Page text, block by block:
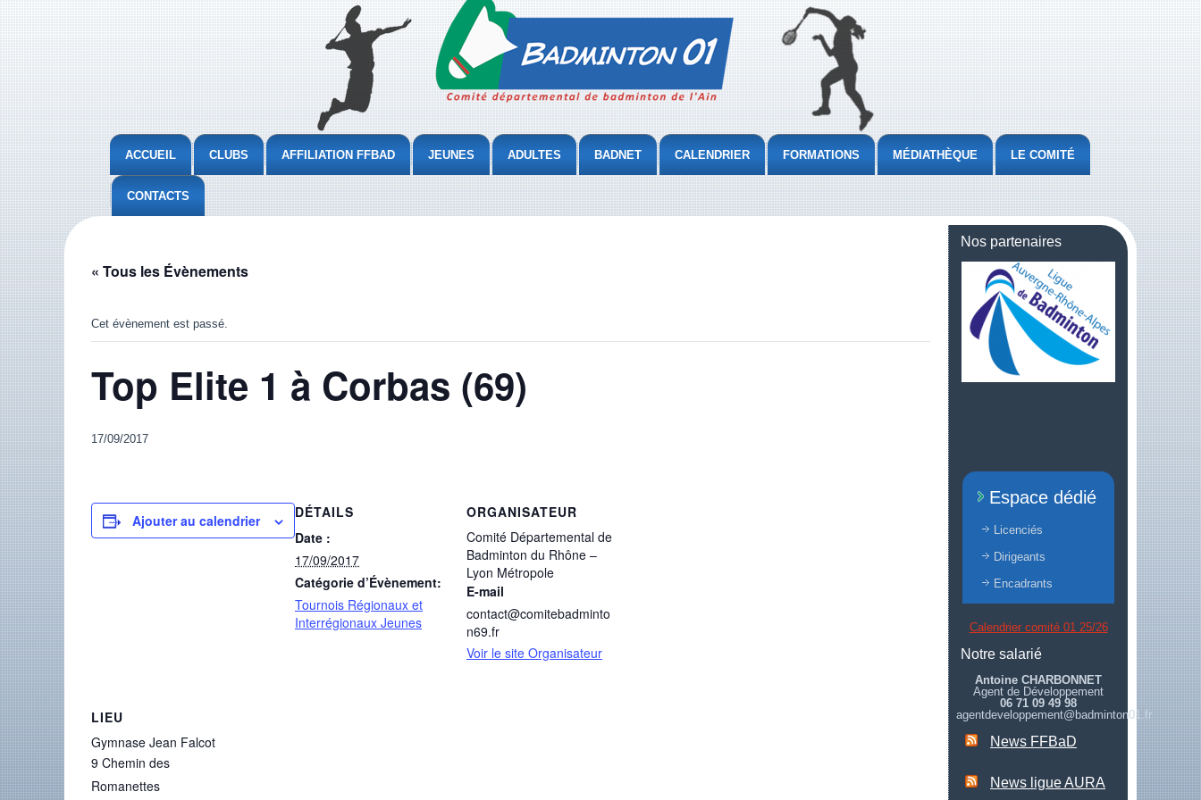
ACCUEIL CLUBS AFFILIATION FFBAD JEUNES ADULTES BADNET CALENDRIER FORMATIONS MÉDIATHÈQUE LE COMITÉ
CONTACTS
« Tous les Évènements
Cet évènement est passé.
Top Elite 1 à Corbas (69)
17/09/2017
Ajouter au calendrier
DÉTAILS
Date :
17/09/2017
Catégorie d’Évènement:
Tournois Régionaux et
Interrégionaux Jeunes
ORGANISATEUR
Comité Départemental de
Badminton du Rhône –
Lyon Métropole
E-mail
contact@comitebadminto
n69.fr
Voir le site Organisateur
LIEU
Gymnase Jean Falcot
9 Chemin des
Romanettes
Nos partenaires
Espace dédié
Licenciés
Dirigeants
Encadrants
Calendrier comité 01 25/26
Notre salarié
Antoine CHARBONNET
Agent de Développement
06 71 09 49 98
agentdeveloppement@badminton01.fr
News FFBaD
News ligue AURA